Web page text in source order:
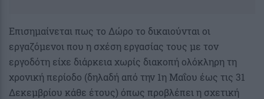
Επισημαίνεται πως το Δώρο το δικαιούνται οι
εργαζόμενοι που η σχέση εργασίας τους με τον
εργοδότη είχε διάρκεια χωρίς διακοπή ολόκληρη τη
χρονική περίοδο (δηλαδή από την 1η Μαΐου έως τις 31
Δεκεμβρίου κάθε έτους) όπως προβλέπει η σχετική